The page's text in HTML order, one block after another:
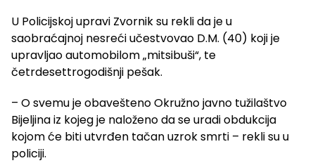
U Policijskoj upravi Zvornik su rekli da je u
saobraćajnoj nesreći učestvovao D.M. (40) koji je
upravljao automobilom „mitsibuši“, te
četrdesettrogodišnji pešak.
– O svemu je obavešteno Okružno javno tužilaštvo
Bijeljina iz kojeg je naloženo da se uradi obdukcija
kojom će biti utvrđen tačan uzrok smrti – rekli su u
policiji.